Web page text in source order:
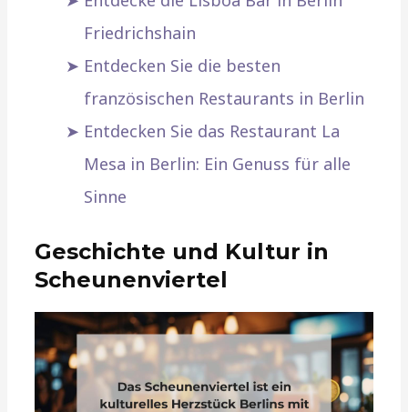
Friedrichshain
Entdecken Sie die besten
französischen Restaurants in Berlin
Entdecken Sie das Restaurant La
Mesa in Berlin: Ein Genuss für alle
Sinne
Geschichte und Kultur in
Scheunenviertel